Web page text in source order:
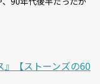
』【ストーンズの60